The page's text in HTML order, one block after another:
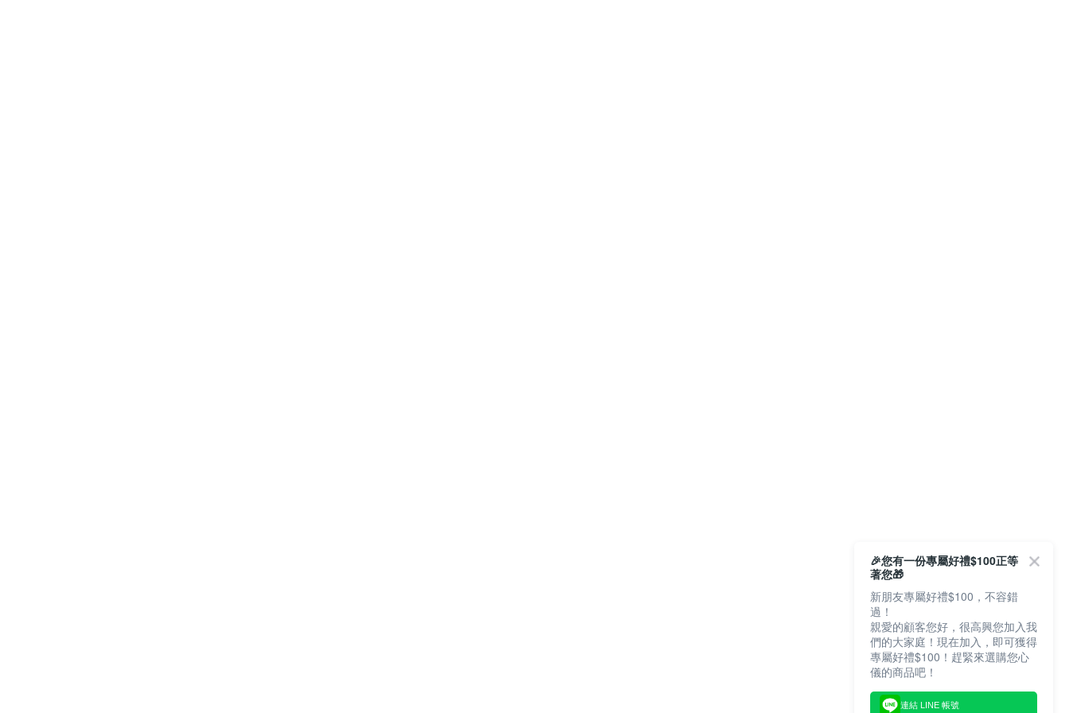
🎉您有一份專屬好禮$100正等
著您🎁
新朋友專屬好禮$100，不容錯
過！
親愛的顧客您好，很高興您加入我
們的大家庭！現在加入，即可獲得
專屬好禮$100！趕緊來選購您心
儀的商品吧！
連結 LINE 帳號